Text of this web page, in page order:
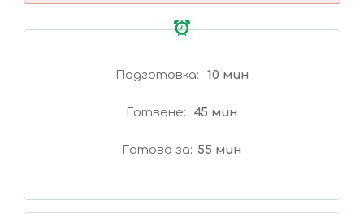
Подготовка 10 мин
Готвене 45 мин
Готово за 55 мин